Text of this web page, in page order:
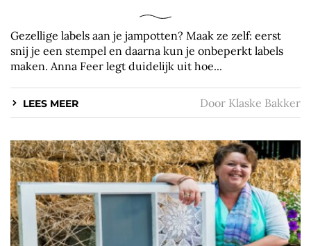
Gezellige labels aan je jampotten? Maak ze zelf: eerst
snij je een stempel en daarna kun je onbeperkt labels
maken. Anna Feer legt duidelijk uit hoe...
LEES MEER Door Klaske Bakker